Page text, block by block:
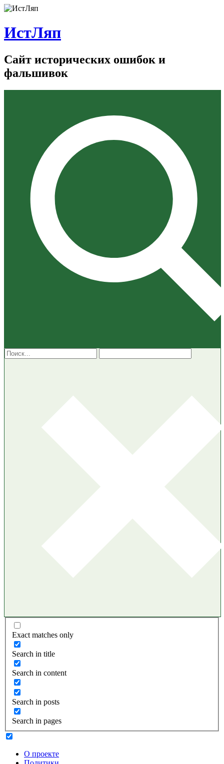
ИстЛяп
Сайт исторических ошибок и
фальшивок
Exact matches only
Search in title
Search in content
Search in posts
Search in pages
О проекте